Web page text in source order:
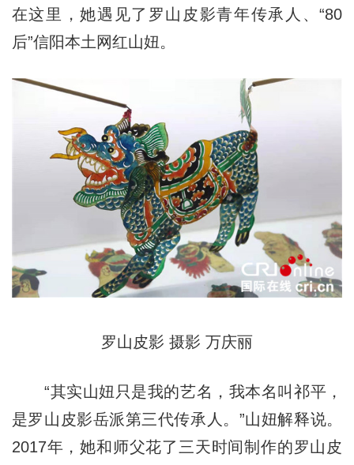
在这里，她遇见了罗山皮影青年传承人、“80
后”信阳本土网红山妞。
罗山皮影 摄影 万庆丽
“其实山妞只是我的艺名，我本名叫祁平，
是罗山皮影岳派第三代传承人。”山妞解释说。
2017年，她和师父花了三天时间制作的罗山皮